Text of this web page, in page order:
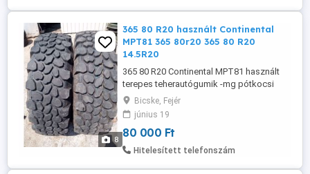
8
365 80 R20 használt Continental
MPT81 365 80r20 365 80 R20
14.5R20
365 80 R20 Continental MPT81 használt
terepes teherautógumik -mg pótkocsi
gumik. IFA MAN STEYR MERCEDES IVECO
UNIMOG stb sorkerekes autókra,
rakodógépre, mezőgazdasági és
erdészeti pótkocsi 50.000-120.000- db
állapottól függően, 40-95% profil között t.:
10 ...
Bicske, Fejér
június 19
80 000 Ft
Hitelesített telefonszám